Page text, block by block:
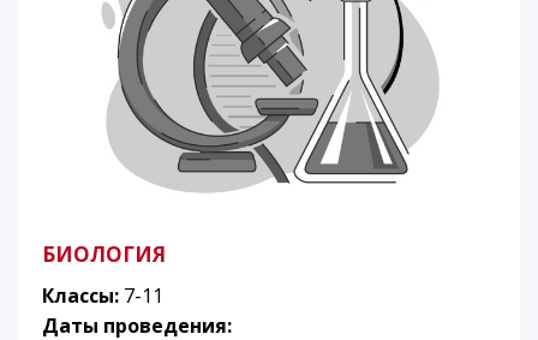
БИОЛОГИЯ
Классы: 7-11
Даты проведения: